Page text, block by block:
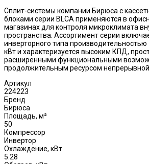
Сплит-системы компании Бирюса с
блоками серии BLCA применяются в
магазинах для контроля микроклимата
пространства. Ассортимент серии
инверторного типа производительностью
кВт и характеризуется высоким КПД,
расширенными функциональными
продолжительным ресурсом непрерывной
Артикул
224223
Бренд
Бирюса
Площадь, м²
50
Компрессор
Инвертор
Охлаждение, кВт
5.28